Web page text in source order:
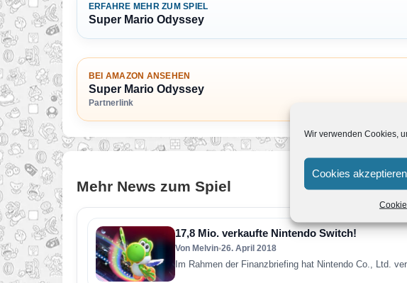
Wir verwenden Cookies,
Cookies akzeptieren
ERFAHRE MEHR ZUM SPIEL
Super Mario Odyssey
BEI AMAZON ANSEHEN
Super Mario Odyssey
Partnerlink
Mehr News zum Spiel
17,8 Mio. verkaufte Nintendo Switch!
Von Melvin•26. April 2018
Im Rahmen der Finanzbriefing hat Nintendo Co., Ltd.